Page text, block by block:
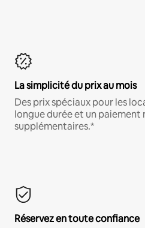
La simplicité du prix au mois
Des prix spéciaux pour les
longue durée et un paiement
supplémentaires.*
Réservez en toute confiance